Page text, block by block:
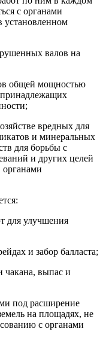
с органами
установленном
валов на
общей мощностью
принадлежащих
вредных для
и минеральных
для борьбы с
и других целей
органами
для улучшения
и забор балласта;
чакана, выпас и
под расширение
на площадях, не
с органами